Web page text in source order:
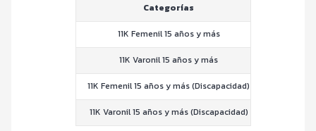
Categorías
11K Femenil 15 años y más
11K Varonil 15 años y más
11K Femenil 15 años y más (Discapacidad)
11K Varonil 15 años y más (Discapacidad)